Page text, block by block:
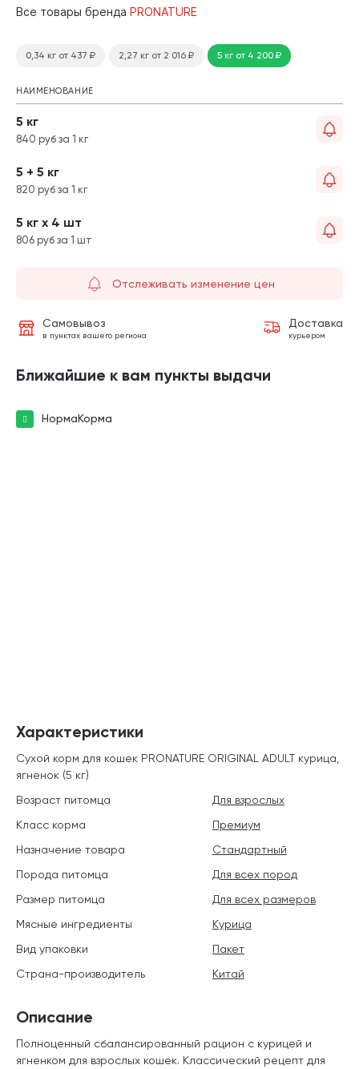
Все товары бренда PRONATURE
0,34 кг от 437 ₽ 2,27 кг от 2 016 ₽ 5 кг от 4 200₽
НАИМЕНОВАНИЕ
5 кг
840 руб за 1 кг
5 + 5 кг
820 руб за 1 кг
5 кг х 4 шт
806 руб за 1 шт
Отслеживать изменение цен
Самовывоз
в пунктах вашего региона
Доставка
курьером
Ближайшие к вам пункты выдачи
НормаКорма
Описание
Полноценный сбалансированный рацион с курицей и
ягненком для взрослых кошек. Классический рецепт для
Характеристики
Сухой корм для кошек PRONATURE ORIGINAL ADULT курица,
ягненок (5 кг)
Возраст питомца
Для взрослых
Класс корма
Премиум
Назначение товара
Стандартный
Порода питомца
Для всех пород
Размер питомца
Для всех размеров
Мясные ингредиенты
Курица
Вид упаковки
Пакет
Страна-производитель
Китай